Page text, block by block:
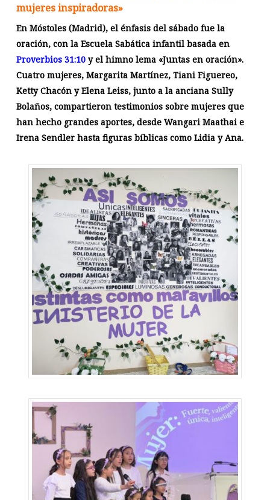
mujeres inspiradoras»
En Móstoles (Madrid), el énfasis del sábado fue la
oración, con la Escuela Sabática infantil basada en
Proverbios 31:10y el himno lema «Juntas en oración».
Cuatro mujeres, Margarita Martínez, Tiani Figuereo,
Ketty Chacón y Elena Leiss, junto a la anciana Sully
Bolaños, compartieron testimonios sobre mujeres que
han hecho grandes aportes, desde Wangari Maathai e
Irena Sendler hasta figuras bíblicas como Lidia y Ana.